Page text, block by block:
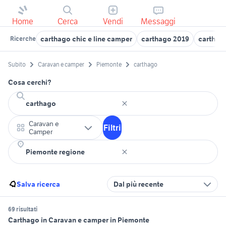
Home Cerca Vendi Messaggi
Ricerche carthago chic e line camper carthago 2019
Subito Caravan e camper Piemonte carthago
Cosa cerchi?
Caravan e
Camper
Filtri
Salva ricerca Dal più recente
69 risultati
Carthago in Caravan e camper in Piemonte